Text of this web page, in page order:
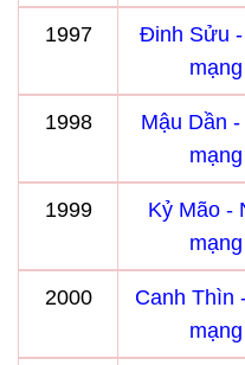
1997
Đinh Sửu -
mạng
1998
Mậu Dần -
mạng
1999
Kỷ Mão -
mạng
2000
Canh Thìn
mạng